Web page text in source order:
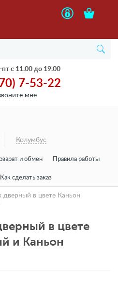
пт с 11.00 до 19.00
7-53-22
мне
Колумбус
и обмен Правила работы
Как сделать заказ
в цвете Каньон
в цвете
и Каньон